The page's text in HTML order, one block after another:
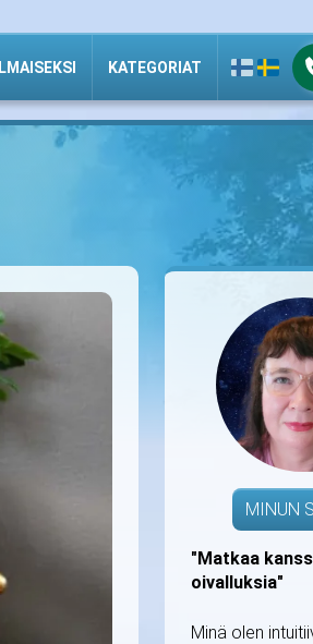
KATEGORIAT
MINUN
"Matkaa
oivalluksia"
Minä olen